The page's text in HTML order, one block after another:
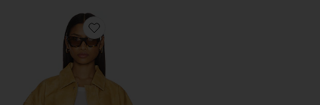
Favorite КУРТКА KENNY